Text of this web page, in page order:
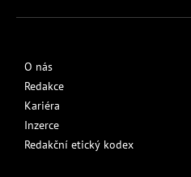
O nás
Redakce
Kariéra
Inzerce
Redakční etický kodex